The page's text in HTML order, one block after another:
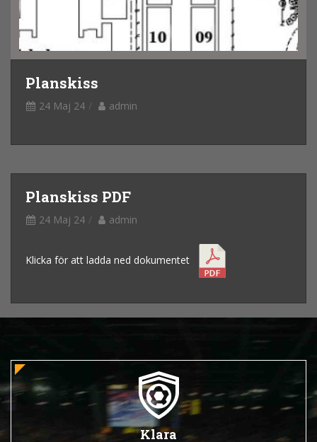
Planskiss
24 Maj 24 admin
Planskiss PDF
24 Maj 24 admin
Klicka för att ladda ned dokumentet
Klara